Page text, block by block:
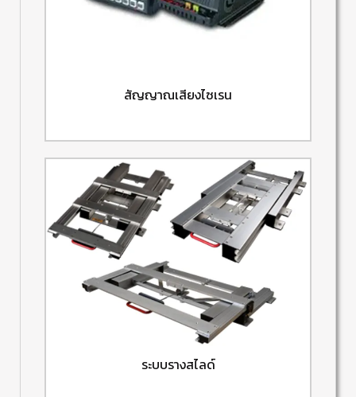
สัญญาณเสียงไซเรน
ระบบรางสไลด์